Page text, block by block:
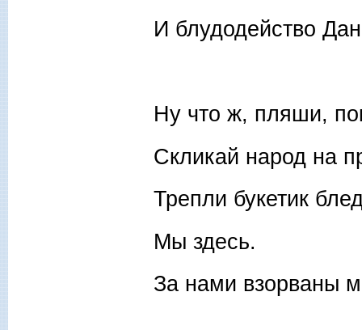
И блудодейство
Ну что ж, пляши,
Скликай народ на
Трепли букетик
Мы здесь.
За нами взорваны